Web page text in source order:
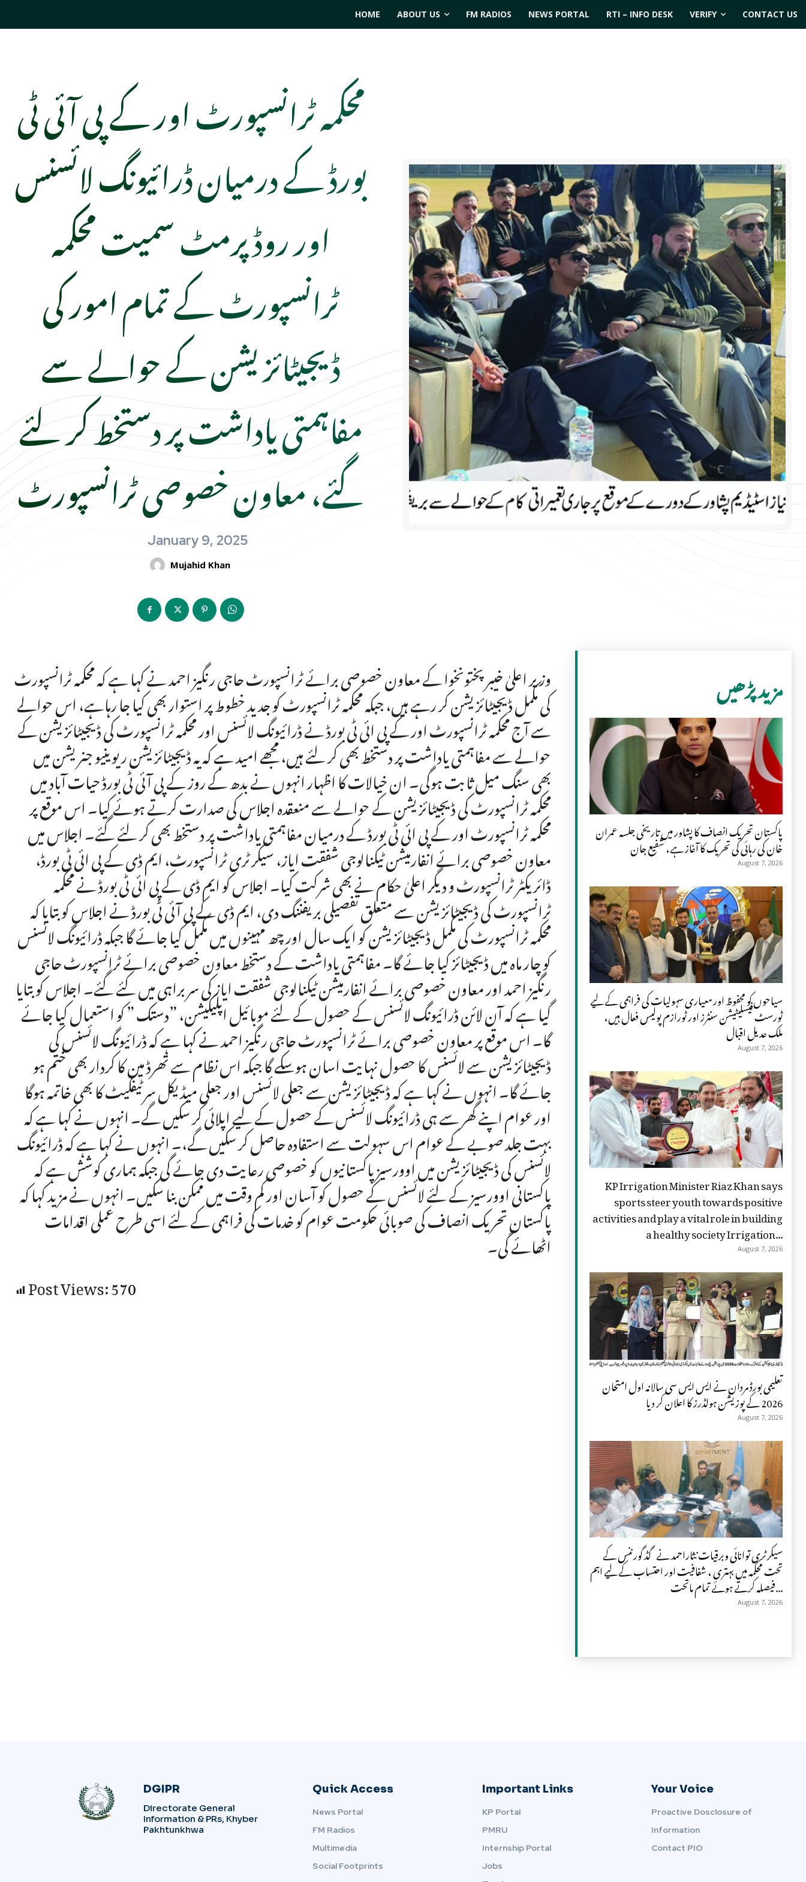
HOME ABOUT US FM RADIOS NEWS PORTAL RTI – INFO DESK VERIFY CONTACT US
محکمہ ٹرانسپورٹ اور کے پی آئی ٹی
بورڈ کے درمیان ڈرائیونگ لائسنس
اور روڈ پرمٹ سمیت محکمہ
ٹرانسپورٹ کے تمام امور کی
ڈیجیٹائز یشن کے حوالے سے
مفاہمتی یاداشت پر دستخط کر لئے
گئے، معاون خصوصی ٹرانسپورٹ
January 9, 2025
Mujahid Khan
وزیر اعلیٰ خیبرپختونخوا کے معاون خصوصی برائے ٹرانسپورٹ حاجی رنگیز احمد نے کہا ہے کہ محکمہ ٹرانسپورٹ
کی مکمل ڈیجیٹائزیشن کر رہے ہیں، جبکہ محکمہ ٹرانسپورٹ کو جدید خطوط پر استوار بھی کیا جا رہاہے، اس حوالے
سے آج محکمہ ٹرانسپورٹ اور کے پی ائی ٹی بورڈ نے ڈرائیونگ لائسنس اور محکمہ ٹرانسپورٹ کی ڈیجیٹائز یشن کے
حوالے سے مفاہمتی یاداشت پر دستخط بھی کر لئے ہیں، مجھے امید ہے کہ یہ ڈیجیٹائز یشن ریوینیو جنریشن میں
بھی سنگ میل ثابت ہوگی۔ ان خیالات کا اظہار انہوں نے بدھ کے روز کے پی آئی ٹی بورڈ حیات آباد میں
محکمہ ٹرانسپورٹ کی ڈیجیٹائز یشن کے حوالے سے منعقدہ اجلاس کی صدارت کرتے ہوئے کیا۔ اس موقع پر
محکمہ ٹرانسپورٹ اور کے پی ائی ٹی بورڈ کے درمیان مفاہمتی یاداشت پر دستخط بھی کر لئے گئے۔ اجلاس میں
معاون خصوصی برائے انفارمیشن ٹیکنالوجی شفقت ایاز، سیکرٹری ٹرانسپورٹ، ایم ڈی کے پی ائی ٹی بورڈ،
ڈائریکٹر ٹرانسپورٹ و دیگر اعلیٰ حکام نے بھی شرکت کیا۔ اجلاس کو ایم ڈی کے پی ائی ٹی بورڈ نے محکمہ
ٹرانسپورٹ کی ڈیجیٹائز یشن سے متعلق تفصیلی بریفننگ دی، ایم ڈی کے پی آئی ٹی بورڈ نے اجلاس کو بتایا کہ
محکمہ ٹرانسپورٹ کی مکمل ڈیجیٹائز یشن کو ایک سال اور چھ مہینوں میں مکمل کیا جائے گا جبکہ ڈرائیونگ لائسنس
کو چار ماہ میں ڈیجیٹائز کیا جائے گا۔ مفاہمتی یاداشت کے دستخط معاون خصوصی برائے ٹرانسپورٹ حاجی
رنگیز احمد اور معاون خصوصی برائے انفارمیشن ٹیکنالوجی شفقت ایاز کی سربراہی میں کئے گئے۔ اجلاس کو بتایا
گیا ہے کہ آن لائن ڈرائیونگ لائسنس کے حصول کے لئے موبائیل اپلیکیشن، ”دستک ” کو استعمال کیا جائے
گا۔ اس موقع پر معاون خصوصی برائے ٹرانسپورٹ حاجی رنگیز احمد نے کہا ہے کہ ڈرائیونگ لائسنس کی
ڈیجیٹائز یشن سے لائسنس کا حصول نہایت اسان ہوسکے گا جبکہ اس نظام سے تھرڈ مین کا کردار بھی ختم ہو
جائے گا۔ انہوں نے کہا ہے کہ ڈیجیٹائز یشن سے جعلی لائسنس اور جعلی میڈیکل سرٹیفکیٹ کا بھی خاتمہ ہوگا
اور عوام اپنے گھر سے ہی ڈرائیونگ لائسنس کے حصول کے لیے اپلائی کر سکیں گے۔ انہوں نے کہا ہے کہ
بہت جلد صوبے کے عوام اس سہولت سے استفادہ حاصل کر سکیں گے،۔ انہوں نے کہا ہے کہ ڈرائیونگ
لائسنس کی ڈیجیٹائز یشن میں اوورسیز پاکستانیوں کو خصوصی رعایت دی جائے گی جبکہ ہماری کوشش ہے کہ
پاکستانی اوورسیز کے لئے لائسنس کے حصول کو آسان اور کم وقت میں ممکن بنا سکیں۔ انہوں نے مزید کہا کہ
پاکستان تحریک انصاف کی صوبائی حکومت عوام کو خدمات کی فراہمی کے لئے اسی طرح عملی اقدامات
اٹھائے گی۔
Post Views:570
مزید پڑھیں
پاکستان تحریک انصاف کا پشاور میں تاریخی جلسہ عمران
خان کی رہائی کی تحریک کا آغاز ہے، شفیع جان
August 7, 2026
سیاحوں کو محفوظ اور معیاری سہولیات کی فراہمی کے لیے
ٹورسٹ فیسلیٹیشن سنٹرز اور ٹورازم پولیس فعال ہیں،
ملک عدیل اقبال
August 7, 2026
KP Irrigation Minister Riaz Khan says
sports steer youth towards positive
activities and play a vital role in building
a healthy society Irrigation...
August 7, 2026
تعلیمی بورڈ مردان نے ایس ایس سی سالانہ اول امتحان
2026 کے پوزیشن ہولڈرز کا اعلان کر دیا
August 7, 2026
سیکرٹری توانائی وبرقیات نثاراحمد نے گڈ گورننس کے
تحت محکمہ میں بہتری ، شفافیت اور احتساب کے لیے اہم
فیصلہ کرتے ہوئے تمام ماتحت...
August 7, 2026
DGIPR
Directorate General
Information & PRs, Khyber
Pakhtunkhwa
Quick Access
News Portal
FM Radios
Multimedia
Social Footprints
Important Links
KP Portal
PMRU
Internship Portal
Jobs
Your Voice
Proactive Dosclosure of
Information
Contact PIO